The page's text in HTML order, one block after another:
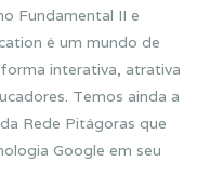
Fundamental II e
é um mundo de
interativa, atrativa
Temos ainda a
Rede Pitágoras que
Google em seu